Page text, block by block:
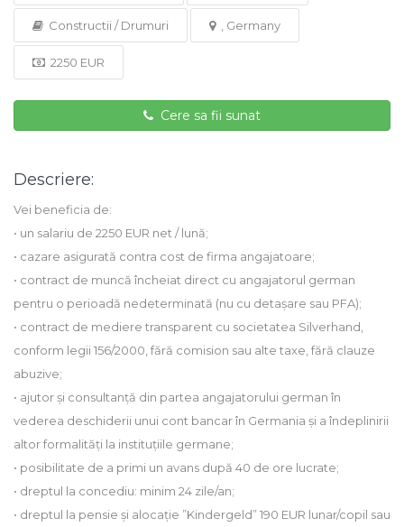
Constructii / Drumuri , Germany
2250 EUR
Cere sa fii sunat
Descriere:
Vei beneficia de:
• un salariu de 2250 EUR net / lună;
• cazare asigurată contra cost de firma angajatoare;
• contract de muncă încheiat direct cu angajatorul german
pentru o perioadă nedeterminată (nu cu detașare sau PFA);
• contract de mediere transparent cu societatea Silverhand,
conform legii 156/2000, fără comision sau alte taxe, fără clauze
abuzive;
• ajutor și consultanță din partea angajatorului german în
vederea deschiderii unui cont bancar în Germania și a îndeplinirii
altor formalități la instituțiile germane;
• posibilitate de a primi un avans după 40 de ore lucrate;
• dreptul la concediu: minim 24 zile/an;
• dreptul la pensie și alocație ”Kindergeld” 190 EUR lunar/copil sau